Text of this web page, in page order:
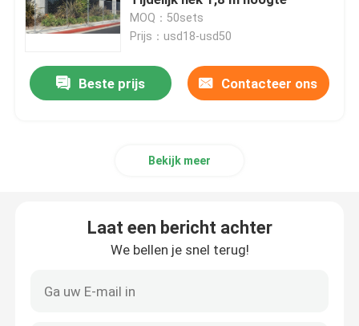
Metaalpalissade het Schermen
358 gaas hekwerk
De Barrières van de menigtecontrole
Kettingsverbinding Mesh Fencing
MOQ：50sets
Prijs：usd18-usd50
Beste prijs Contacteer ons
Bekijk meer
Laat een bericht achter
We bellen je snel terug!